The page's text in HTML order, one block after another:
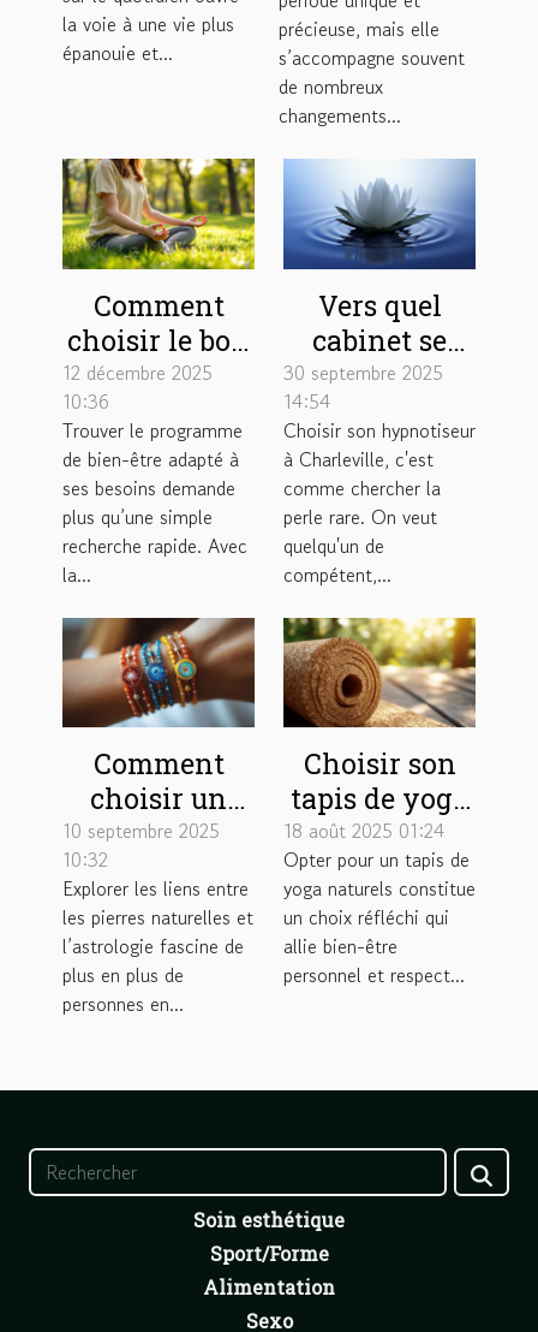
votre
quotidien ?
la voie à une vie plus
épanouie et...
futures
mamans
précieuse, mais elle
s’accompagne souvent
de nombreux
changements...
Comment
choisir le bon
programme
de bien-être
adapté à vos
besoins ?
12 décembre 2025
10:36
Trouver le programme
de bien-être adapté à
ses besoins demande
plus qu’une simple
recherche rapide. Avec
la...
Vers quel
cabinet se
tourner pour
une séance
d'hypnose à
Charleville ?
30 septembre 2025
14:54
Choisir son hypnotiseur
à Charleville, c'est
comme chercher la
perle rare. On veut
quelqu'un de
compétent,...
Comment
choisir un
bracelet
énergétique
adapté à votre
signe
astrologique ?
10 septembre 2025
10:32
Explorer les liens entre
les pierres naturelles et
l’astrologie fascine de
plus en plus de
personnes en...
Choisir son
tapis de yoga
naturels :
quels
matériaux
privilégier ?
18 août 2025 01:24
Opter pour un tapis de
yoga naturels constitue
un choix réfléchi qui
allie bien-être
personnel et respect...
Soin esthétique
Sport/Forme
Alimentation
Sexo